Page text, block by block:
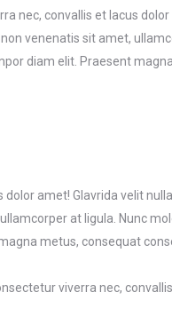
nec, convallis et lacus dolor
venenatis sit amet,
diam elit. Praesent
amet! Glavrida velit
at ligula. Nunc
metus, consequat
viverra nec,